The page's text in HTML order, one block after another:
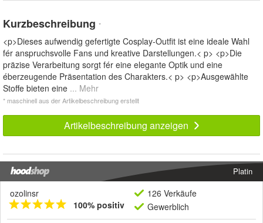
Kurzbeschreibung *
<p>Dieses aufwendig gefertigte Cosplay-Outfit ist eine ideale Wahl
fér anspruchsvolle Fans und kreative Darstellungen.< p> <p>Die
präzise Verarbeitung sorgt fér eine elegante Optik und eine
éberzeugende Präsentation des Charakters.< p> <p>Ausgewählte
Stoffe bieten eine ... Mehr
* maschinell aus der Artikelbeschreibung erstellt
Artikelbeschreibung anzeigen
Platin
ozolinsr
100% positiv
126 Verkäufe
Gewerblich